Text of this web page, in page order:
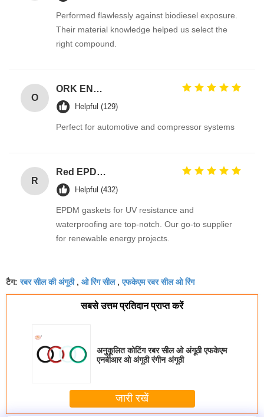
Performed flawlessly against biodiesel exposure.
Their material knowledge helped us select the
right compound.
O
ORK EN549 Compliant Rubber O Ring Seals for Gas Valves and Appliances
Helpful (129)
Perfect for automotive and compressor systems
R
Red EPDM Automotive Rubber Seals with Excellent Abrasion Resistance and Tensile Strength Hydraulic Cylinder Seal
Helpful (432)
EPDM gaskets for UV resistance and
waterproofing are top-notch. Our go-to supplier
for renewable energy projects.
टैग:रबर सील की अंगूठी, ओ रिंग सील,एफकेएम रबर सील ओ रिंग
सबसे उत्तम प्रतिदान प्राप्त करें
अनुकूलित कोटिंग रबर सील ओ अंगूठी एफकेएम
एनबीआर ओ अंगूठी रंगीन अंगूठी
जारी रखें